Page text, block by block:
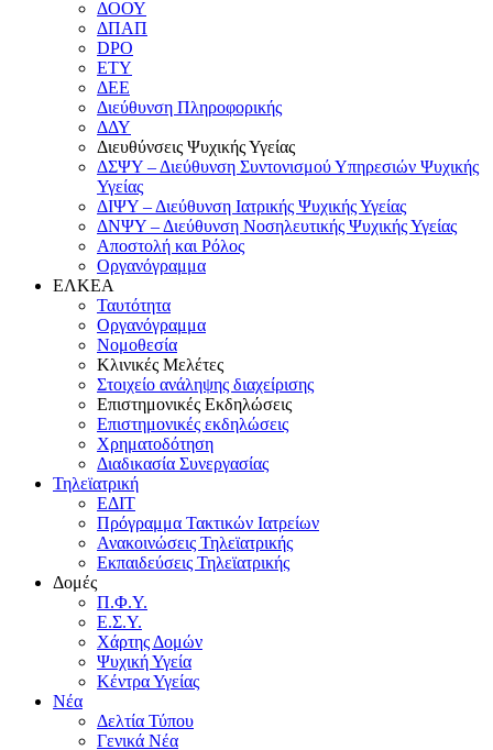
ΔΟΟΥ
ΔΠΑΠ
DPO
ΕΤΥ
ΔΕΕ
Διεύθυνση Πληροφορικής
ΔΔΥ
Διευθύνσεις Ψυχικής Υγείας
ΔΣΨΥ – Διεύθυνση Συντονισμού Υπηρεσιών Ψυχικής
Υγείας
ΔΙΨΥ – Διεύθυνση Ιατρικής Ψυχικής Υγείας
ΔΝΨΥ – Διεύθυνση Νοσηλευτικής Ψυχικής Υγείας
Αποστολή και Ρόλος
Οργανόγραμμα
ΕΛΚΕΑ
Ταυτότητα
Οργανόγραμμα
Νομοθεσία
Κλινικές Μελέτες
Στοιχείο ανάληψης διαχείρισης
Επιστημονικές Εκδηλώσεις
Επιστημονικές εκδηλώσεις
Χρηματοδότηση
Διαδικασία Συνεργασίας
Τηλεϊατρική
ΕΔΙΤ
Πρόγραμμα Τακτικών Ιατρείων
Ανακοινώσεις Τηλεϊατρικής
Εκπαιδεύσεις Τηλεϊατρικής
Δομές
Π.Φ.Υ.
Ε.Σ.Υ.
Χάρτης Δομών
Ψυχική Υγεία
Κέντρα Υγείας
Νέα
Δελτία Τύπου
Γενικά Νέα